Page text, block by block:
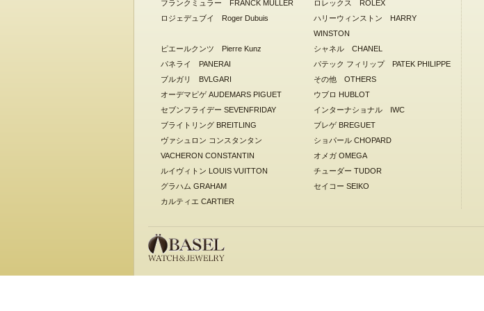
フランクミュラー FRANCK MULLER
ロレックス ROLEX
ロジェデュブイ Roger Dubuis
ハリーウィンストン HARRY
WINSTON
ピエールクンツ Pierre Kunz
シャネル CHANEL
パネライ PANERAI
パテック フィリップ PATEK PHILIPPE
ブルガリ BVLGARI
その他 OTHERS
オーデマピゲ AUDEMARS PIGUET
ウブロ HUBLOT
セブンフライデー SEVENFRIDAY
インターナショナル IWC
ブライトリング BREITLING
ブレゲ BREGUET
ヴァシュロン コンスタンタン
VACHERON CONSTANTIN
ショパール CHOPARD
オメガ OMEGA
ルイヴィトン LOUIS VUITTON
チューダー TUDOR
グラハム GRAHAM
セイコー SEIKO
カルティエ CARTIER